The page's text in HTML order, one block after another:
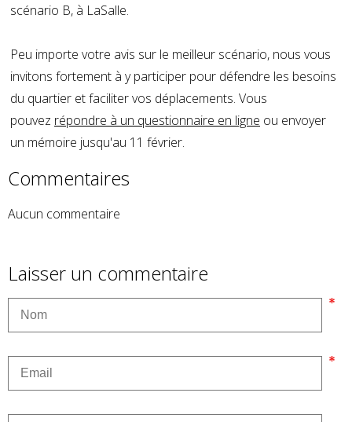
scénario B, à LaSalle.
Peu importe votre avis sur le meilleur scénario, nous vous
invitons fortement à y participer pour défendre les besoins
du quartier et faciliter vos déplacements. Vous
pouvez répondre à un questionnaire en ligne ou envoyer
un mémoire jusqu'au 11 février.
Commentaires
Aucun commentaire
Laisser un commentaire